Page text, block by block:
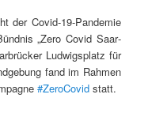
der Covid-19-Pan­demie
„Zero Covid Saar­
Lud­wigsplatz für
fand im Rah­men
#Zero­Covid statt.